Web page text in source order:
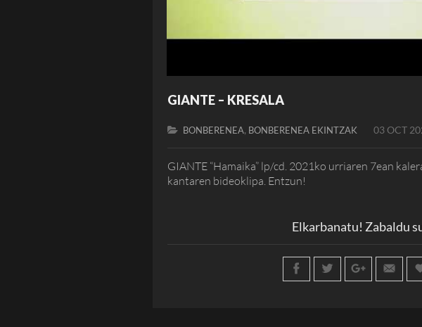
GIANTE – KRESALA
BONBERENEA, BONBERENEA EKINTZAK 03 OCT
GIANTE “Hamaika” lp/cd. 2021ko urriaren 7ean
kantaren bideoklipa. Entzun!
Elkarbanatu! Zabaldu